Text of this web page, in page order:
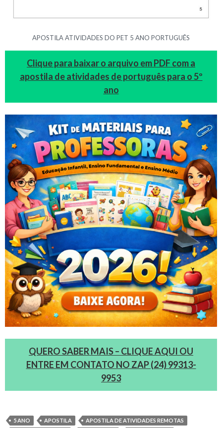
APOSTILA ATIVIDADES DO PET 5 ANO PORTUGUÊS
Clique para baixar o arquivo em PDF com a
apostila de atividades de português para o 5º
ano
QUERO SABER MAIS – CLIQUE AQUI OU
ENTRE EM CONTATO NO ZAP (24) 99313-
9953
5 ANO APOSTILA
APOSTILA DE ATIVIDADES REMOTAS